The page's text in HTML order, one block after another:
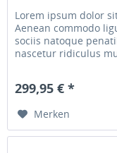
Lorem ipsum dolor
Aenean commodo
sociis natoque
nascetur ridiculus
299,95 € *
Merken